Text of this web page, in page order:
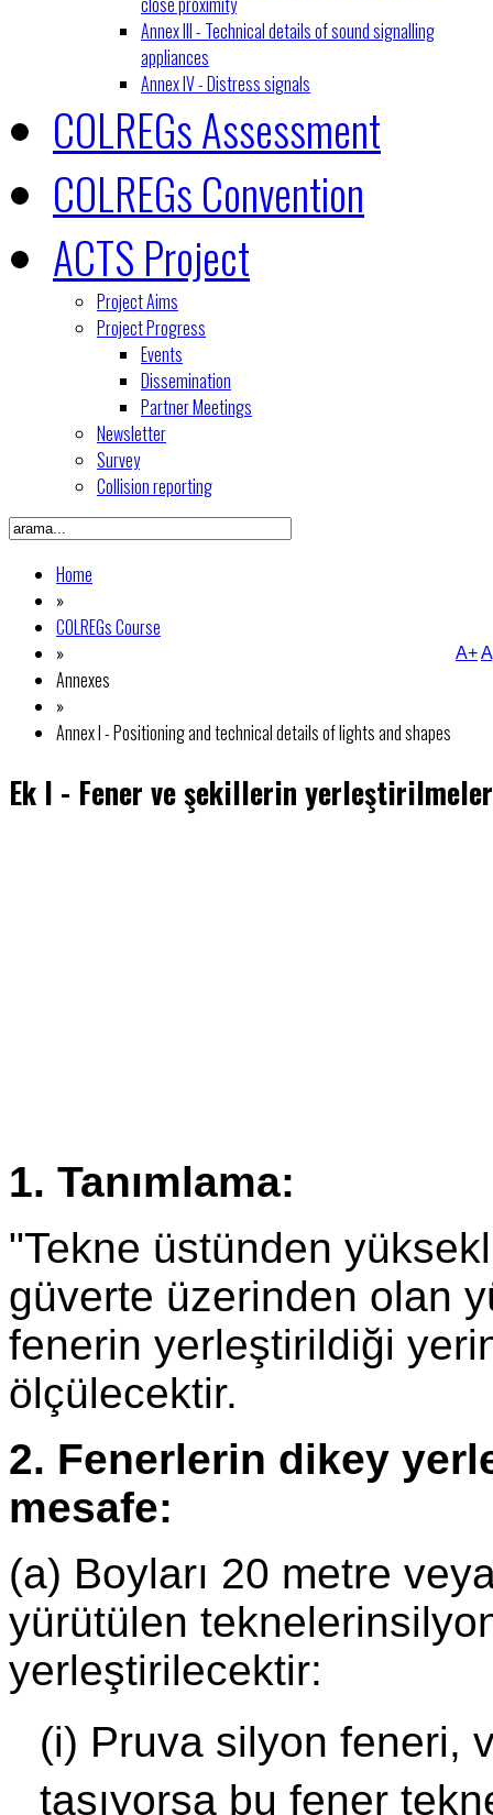
Annex III - Technical details of sound signalling
appliances
Annex IV - Distress signals
COLREGs Assessment
COLREGs Convention
ACTS Project
Project Aims
Project Progress
Events
Dissemination
Partner Meetings
Newsletter
Survey
Collision reporting
Home
»
COLREGs Course
»
Annexes
»
Annex I - Positioning and technical details of lights and shapes
A+A
Ek I - Fener ve şekillerin
1. Tanımlama:
"Tekne üstünden
güverte üzerinden olan
fenerin yerleştirildiği
ölçülecektir.
2. Fenerlerin dikey
mesafe:
(a) Boyları 20 metre
yürütülen
yerleştirilecektir:
(i) Pruva silyon feneri,
taşıyorsa bu fener